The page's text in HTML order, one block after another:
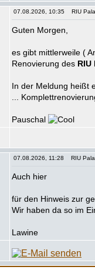
07.08.2026, 10:35 RIU
Guten Morgen,
es gibt mittlerweile (
Renovierung des RIU
In der Meldung heißt
...
Pauschal
07.08.2026, 11:28 RIU
Auch hier
für den Hinweis zur
Wir haben da so im
Lawine